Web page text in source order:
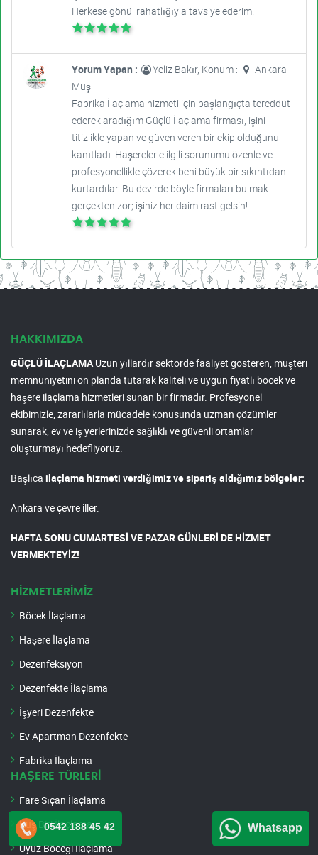
Herkese gönül rahatlığıyla tavsiye ederim.
Yorum Yapan : Yeliz Bakır, Konum :
Ankara
Muş
Fabrika İlaçlama hizmeti için başlangıçta tereddüt
ederek aradığım Güçlü İlaçlama firması, işini
titizlikle yapan ve güven veren bir ekip olduğunu
kanıtladı. Haşerelerle ilgili sorunumu özenle ve
profesyonellikle çözerek beni büyük bir sıkıntıdan
kurtardılar. Bu devirde böyle firmaları bulmak
gerçekten zor; işiniz her daim rast gelsin!
HAKKIMIZDA
GÜÇLÜ İLAÇLAMAUzun yıllardır sektörde faaliyet gösteren, müşteri
memnuniyetini ön planda tutarak kaliteli ve uygun fiyatlı böcek ve
haşere ilaçlama hizmetleri sunan bir firmadır. Profesyonel
ekibimizle, zararlılarla mücadele konusunda uzman çözümler
sunarak, ev ve iş yerlerinizde sağlıklı ve güvenli ortamlar
oluşturmayı hedefliyoruz.
Başlıca ilaçlama hizmeti verdiğimiz ve sipariş aldığımız bölgeler:
Ankara ve çevre iller.
HAFTA SONU CUMARTESİ VE PAZAR GÜNLERİ DE HİZMET
VERMEKTEYİZ!
HİZMETLERİMİZ
Böcek İlaçlama
Haşere İlaçlama
Dezenfeksiyon
Dezenfekte İlaçlama
İşyeri Dezenfekte
Ev Apartman Dezenfekte
Fabrika İlaçlama
HAŞERE TÜRLERİ
Fare Sıçan İlaçlama
Kuş Biti İlaçlama
Uyuz Böceği İlaçlama
0542 188 45 42 Whatsapp